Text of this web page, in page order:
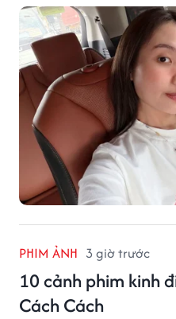
PHIM ẢNH 3 giờ trước
10 cảnh phim kinh
Cách Cách